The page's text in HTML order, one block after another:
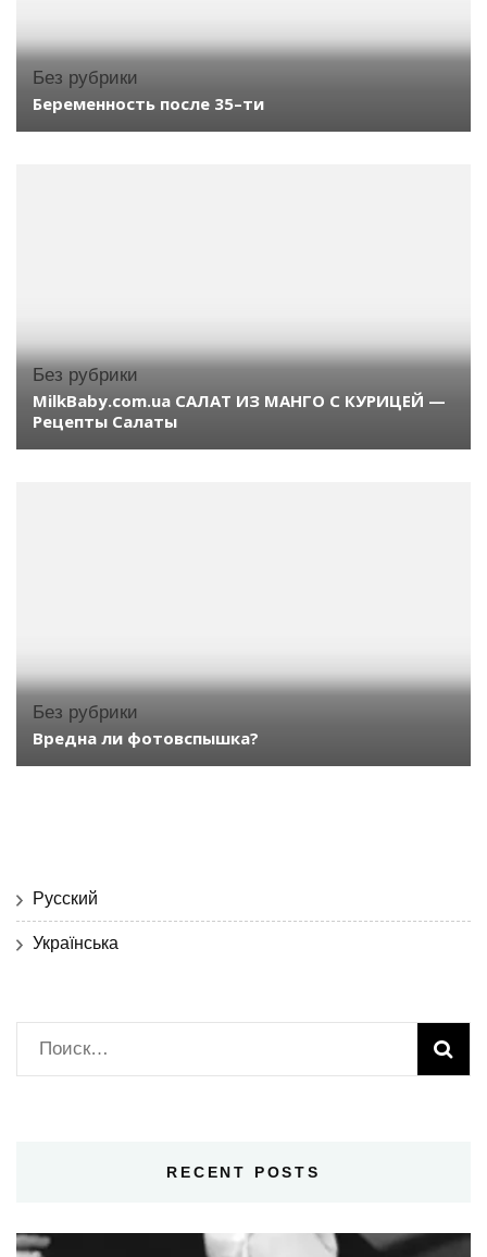
Без рубрики
Беременность поcле 35–ти
Без рубрики
MilkBaby.com.ua САЛАТ ИЗ МАНГО С КУРИЦЕЙ —
Рецепты Салаты
Без рубрики
Вредна ли фотовспышка?
Русский
Українська
Найти:
RECENT POSTS